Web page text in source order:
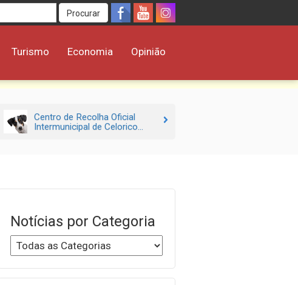
Procurar
Turismo Economia Opinião
Centro de Recolha Oficial
Intermunicipal de Celorico...
Notícias por Categoria